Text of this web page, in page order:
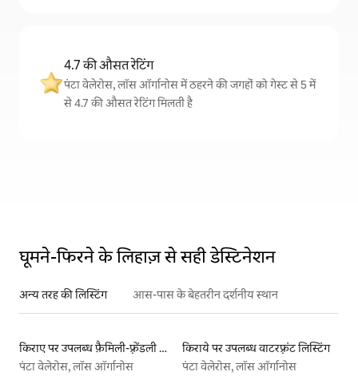
4.7 की औसत रेटिंग
पंटा वेलेरोस, लॉस ऑर्गानोस में ठहरने की जगहों को गेस्ट से 5 में
से 4.7 की औसत रेटिंग मिलती है
घूमने-फिरने के लिहाज़ से सही डेस्टिनेशन
अन्य तरह की लिस्टिंग आस-पास के बेहतरीन दर्शनीय स्थान
किराए पर उपलब्ध फ़ैमिली-फ़्रेंडली लिस्टिंग
पंटा वेलेरोस, लॉस ऑर्गानोस
किराये पर उपलब्ध वाटरफ़्रंट लिस्टिंग
पंटा वेलेरोस, लॉस ऑर्गानोस